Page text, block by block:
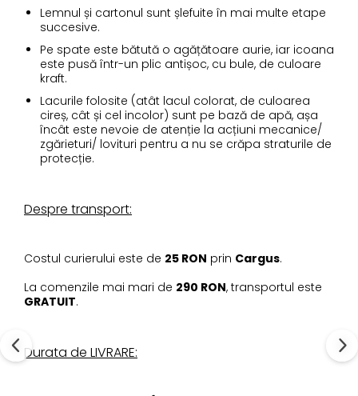
Lemnul și cartonul sunt șlefuite în mai multe etape
succesive.
Pe spate este bătută o agățătoare aurie, iar icoana
este pusă într-un plic antișoc, cu bule, de culoare
kraft.
Lacurile folosite (atât lacul colorat, de culoarea
cireș, cât și cel incolor) sunt pe bază de apă, așa
încât este nevoie de atenție la acțiuni mecanice/
zgărieturi/ lovituri pentru a nu se crăpa straturile de
protecție.
Despre transport:
Costul curierului este de 25 RON prin Cargus.
La comenzile mai mari de 290 RON, transportul este
GRATUIT.
Durata de LIVRARE: